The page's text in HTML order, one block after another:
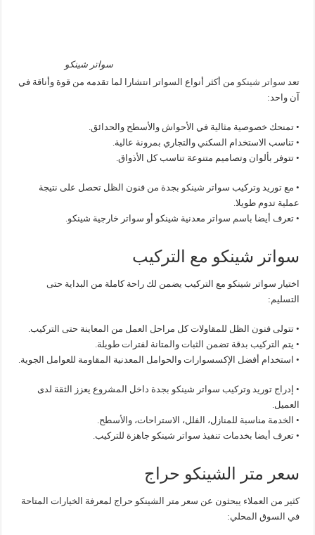
سواتر شينكو
تعد سواتر شينكو من أكثر أنواع السواتر انتشارا لما تقدمه من قوة وأناقة في
آن واحد:
• تمنحك خصوصية مثالية في الأحواش والأسطح والحدائق.
• تناسب الاستخدام السكني والتجاري بمرونة عالية.
• تتوفر بألوان وتصاميم متنوعة تناسب كل الأذواق.
• مع توريد وتركيب سواتر شينكو بجدة من فنون الظل تحصل على نتيجة
عملية تدوم طويلا.
• تعرف أيضا باسم سواتر معدنية شينكو أو سواتر خارجية شينكو.
سواتر شينكو مع التركيب
اختيار سواتر شينكو مع التركيب يضمن لك راحة كاملة من البداية حتى
التسليم:
• تتولى فنون الظل للمقاولات كل مراحل العمل من المعاينة حتى التركيب.
• يتم التركيب بدقة تضمن الثبات والمتانة لفترات طويلة.
• استخدام أفضل الإكسسوارات والحوامل المعدنية المقاومة للعوامل الجوية.
• إدراج توريد وتركيب سواتر شينكو بجدة داخل المشروع يعزز الثقة لدى
العميل.
• الخدمة مناسبة للمنازل، الفلل، الاستراحات، والأسطح.
• تعرف أيضا بخدمات تنفيذ سواتر شينكو جاهزة للتركيب.
سعر متر الشينكو حراج
كثير من العملاء يبحثون عن سعر متر الشينكو حراج لمعرفة الخيارات المتاحة
في السوق المحلي: